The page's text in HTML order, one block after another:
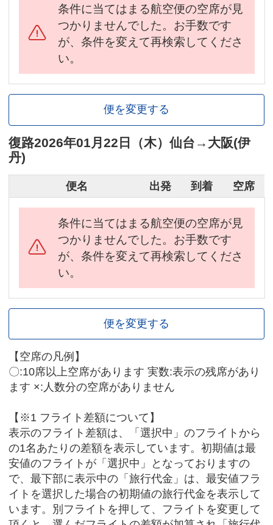
条件に当てはまる航空便の空席が見
つかりませんでした。お手数です
が、条件を変えて再検索してくださ
い。
便を変更する
復路2026年01月22日（木） 仙台 → 大阪(伊
丹)
便名 出発 到着 空席
条件に当てはまる航空便の空席が見
つかりませんでした。お手数です
が、条件を変えて再検索してくださ
い。
便を変更する
【空席の凡例】
〇:10席以上空席があります 実数:表示の残席があり
ます ×:人数分の空席がありません
【※1 フライト差額について】
表示のフライト差額は、「選択中」のフライトから
の1名あたりの差額を表示しています。初期値は最
安値のフライトが「選択中」となっておりますの
で、最下部に表示中の「旅行代金」は、最安値フラ
イトを選択した場合の初期値の旅行代金を表示して
います。別フライトを押して、フライトを変更して